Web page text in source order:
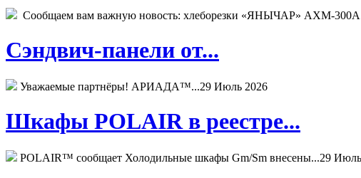
Сообщаем вам важную новость: хлеборезки «ЯНЫЧАР» АХМ-300А
Сэндвич-панели от...
Уважаемые партнёры! АРИАДА™...29 Июль 2026
Шкафы POLAIR в реестре...
POLAIR™ сообщает Холодильные шкафы Gm/Sm внесены...29